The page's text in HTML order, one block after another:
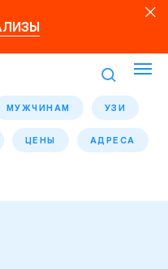
МУЖЧИНАМ УЗИ
ЦЕНЫ АДРЕСА